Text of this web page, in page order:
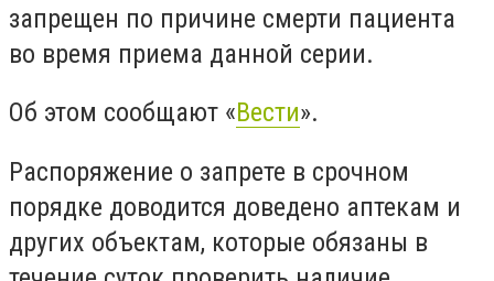
запрещен по причине смерти пациента
во время приема данной серии.
Об этом сообщают «Вести».
Распоряжение о запрете в срочном
порядке доводится доведено аптекам и
других объектам, которые обязаны в